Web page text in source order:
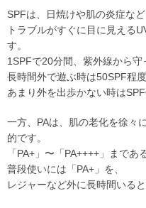
SPFは、日焼けや肌の炎症など
トラブルがすぐに目に見える
す。
1SPFで20分間、紫外線から守
長時間外で遊ぶ時は50SPF程度
あまり外を出歩かない時は
一方、PAは、肌の老化を徐々
的です。
「PA+」〜「PA++++」まであ
普段使いには「PA+」を、
レジャーなど外に長時間いる